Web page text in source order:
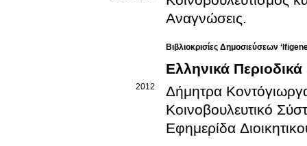
Αναγνώσεις.
Βιβλιοκρισίες Δημοσιεύσεων
Ελληνικά Περιοδικά
2012 Δήμητρα
Εφημερίδα